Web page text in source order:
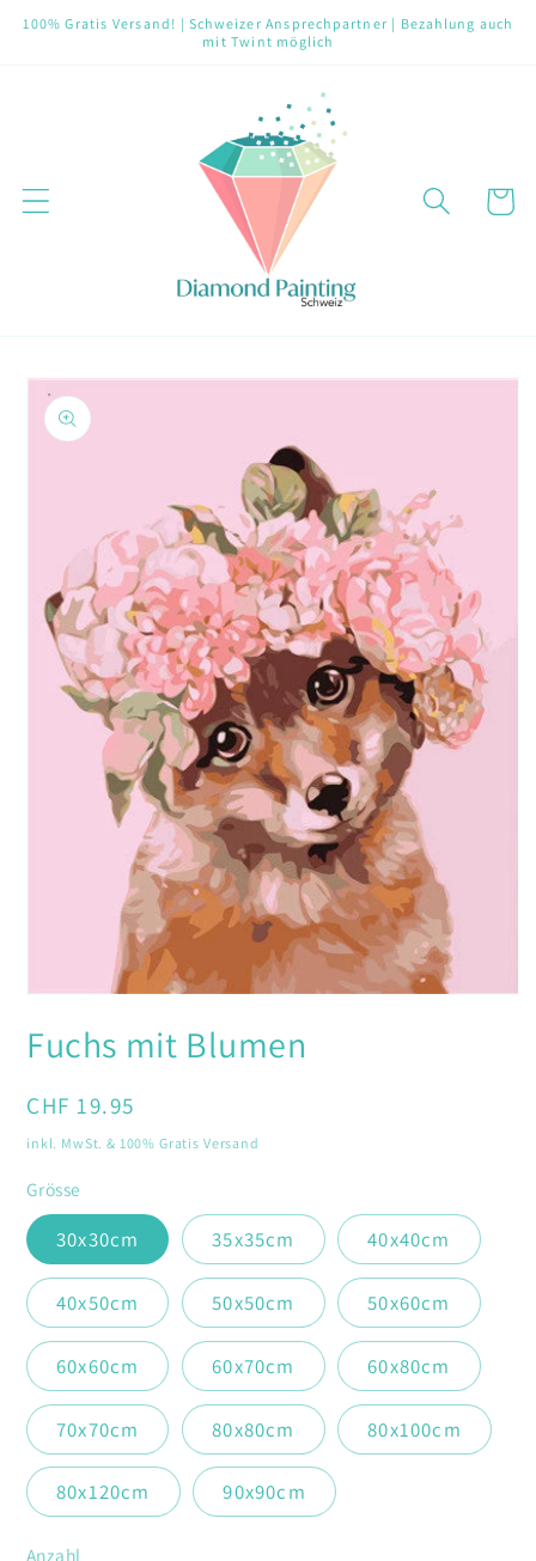
zum
100% Gratis Versand! | Schweizer Ansprechpartner | Bezahlung auch
mit Twint möglich
in
Modal
Fuchs mit Blumen
Normaler
Preis
CHF 19.95
inkl. MwSt. & 100% Gratis Versand
Grösse
30x30cm 35x35cm 40x40cm
40x50cm 50x50cm 50x60cm
60x60cm 60x70cm 60x80cm
70x70cm 80x80cm 80x100cm
80x120cm 90x90cm
Anzahl